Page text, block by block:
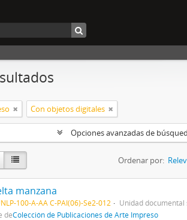
Con objetos digitales
Opciones avanzadas de
Ordenar por:
manzana
100-A-AA C-PAI(06)-Se2-012 Unidad documental
deColección de Publicaciones de Arte Impreso